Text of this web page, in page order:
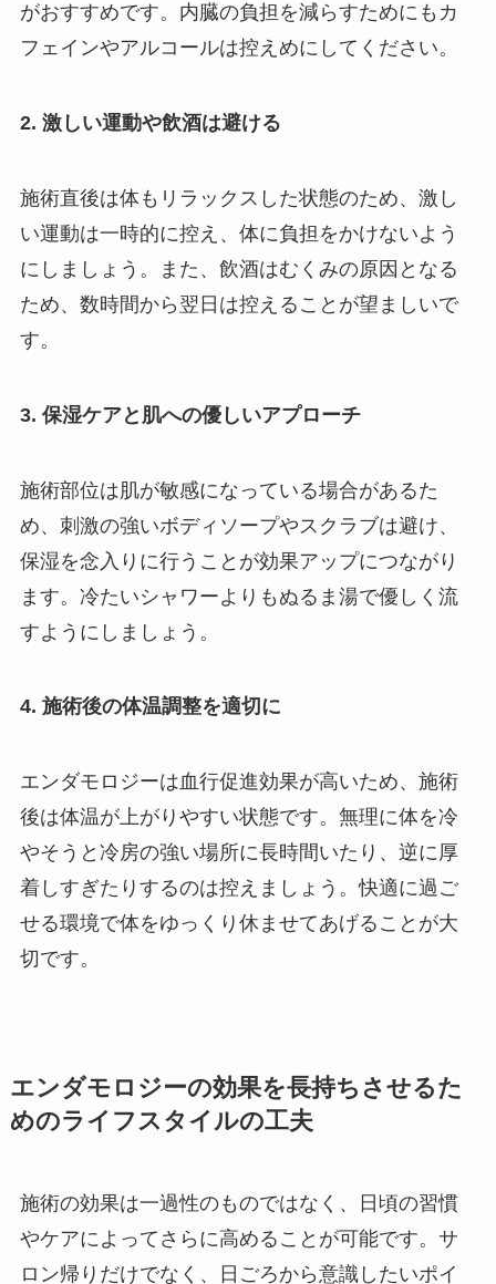
がおすすめです。内臓の負担を減らすためにもカ
フェインやアルコールは控えめにしてください。
2. 激しい運動や飲酒は避ける
施術直後は体もリラックスした状態のため、激し
い運動は一時的に控え、体に負担をかけないよう
にしましょう。また、飲酒はむくみの原因となる
ため、数時間から翌日は控えることが望ましいで
す。
3. 保湿ケアと肌への優しいアプローチ
施術部位は肌が敏感になっている場合があるた
め、刺激の強いボディソープやスクラブは避け、
保湿を念入りに行うことが効果アップにつながり
ます。冷たいシャワーよりもぬるま湯で優しく流
すようにしましょう。
4. 施術後の体温調整を適切に
エンダモロジーは血行促進効果が高いため、施術
後は体温が上がりやすい状態です。無理に体を冷
やそうと冷房の強い場所に長時間いたり、逆に厚
着しすぎたりするのは控えましょう。快適に過ご
せる環境で体をゆっくり休ませてあげることが大
切です。
エンダモロジーの効果を長持ちさせるた
めのライフスタイルの工夫
施術の効果は一過性のものではなく、日頃の習慣
やケアによってさらに高めることが可能です。サ
ロン帰りだけでなく、日ごろから意識したいポイ